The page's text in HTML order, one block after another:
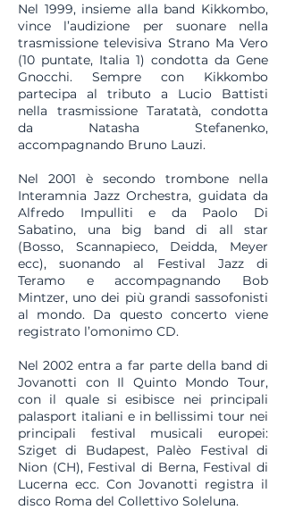
Nel 1999, insieme alla band Kikkombo,
vince l’audizione per suonare nella
trasmissione televisiva Strano Ma Vero
(10 puntate, Italia 1) condotta da Gene
Gnocchi. Sempre con Kikkombo
partecipa al tributo a Lucio Battisti
nella trasmissione Taratatà, condotta
da Natasha Stefanenko,
accompagnando Bruno Lauzi.
Nel 2001 è secondo trombone nella
Interamnia Jazz Orchestra, guidata da
Alfredo Impulliti e da Paolo Di
Sabatino, una big band di all star
(Bosso, Scannapieco, Deidda, Meyer
ecc), suonando al Festival Jazz di
Teramo e accompagnando Bob
Mintzer, uno dei più grandi sassofonisti
al mondo. Da questo concerto viene
registrato l’omonimo CD.
Nel 2002 entra a far parte della band di
Jovanotti con Il Quinto Mondo Tour,
con il quale si esibisce nei principali
palasport italiani e in bellissimi tour nei
principali festival musicali europei:
Sziget di Budapest, Palèo Festival di
Nion (CH), Festival di Berna, Festival di
Lucerna ecc. Con Jovanotti registra il
disco Roma del Collettivo Soleluna.